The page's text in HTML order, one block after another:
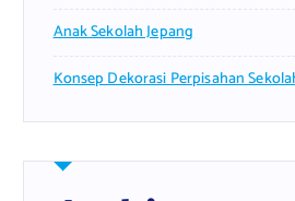
Anak Sekolah Jepang
Konsep Dekorasi Perpisahan